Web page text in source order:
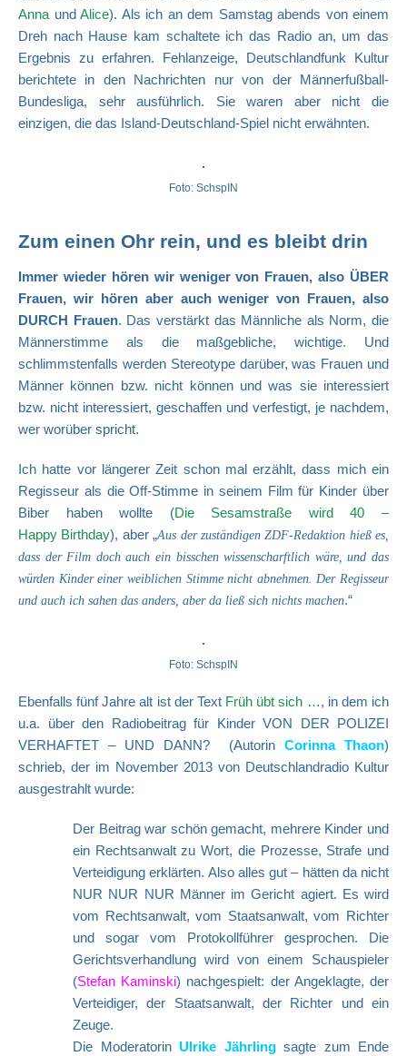
Anna und Alice). Als ich an dem Samstag abends von einem
Dreh nach Hause kam schaltete ich das Radio an, um das
Ergebnis zu erfahren. Fehlanzeige, Deutschlandfunk Kultur
berichtete in den Nachrichten nur von der Männerfußball-
Bundesliga, sehr ausführlich. Sie waren aber nicht die
einzigen, die das Island-Deutschland-Spiel nicht erwähnten.
Foto: SchspIN
Zum einen Ohr rein, und es bleibt drin
Immer wieder hören wir weniger von Frauen, also ÜBER
Frauen, wir hören aber auch weniger von Frauen, also
DURCH Frauen. Das verstärkt das Männliche als Norm, die
Männerstimme als die maßgebliche, wichtige. Und
schlimmstenfalls werden Stereotype darüber, was Frauen und
Männer können bzw. nicht können und was sie interessiert
bzw. nicht interessiert, geschaffen und verfestigt, je nachdem,
wer worüber spricht.
Ich hatte vor längerer Zeit schon mal erzählt, dass mich ein
Regisseur als die Off-Stimme in seinem Film für Kinder über
Biber haben wollte (Die Sesamstraße wird 40 –
Happy Birthday), aber „Aus der zuständigen ZDF-Redaktion hieß es,
dass der Film doch auch ein bisschen wissenscharftlich wäre, und das
würden Kinder einer weiblichen Stimme nicht abnehmen. Der Regisseur
und auch ich sahen das anders, aber da ließ sich nichts machen.“
Foto: SchspIN
Ebenfalls fünf Jahre alt ist der Text Früh übt sich …, in dem ich
u.a. über den Radiobeitrag für Kinder VON DER POLIZEI
VERHAFTET – UND DANN? (Autorin Corinna Thaon)
schrieb, der im November 2013 von Deutschlandradio Kultur
ausgestrahlt wurde:
Der Beitrag war schön gemacht, mehrere Kinder und
ein Rechtsanwalt zu Wort, die Prozesse, Strafe und
Verteidigung erklärten. Also alles gut – hätten da nicht
NUR NUR NUR Männer im Gericht agiert. Es wird
vom Rechtsanwalt, vom Staatsanwalt, vom Richter
und sogar vom Protokollführer gesprochen. Die
Gerichtsverhandlung wird von einem Schauspieler
(Stefan Kaminski) nachgespielt: der Angeklagte, der
Verteidiger, der Staatsanwalt, der Richter und ein
Zeuge.
Die Moderatorin Ulrike Jährlingsagte zum Ende